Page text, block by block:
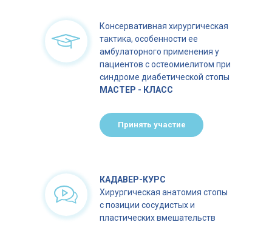
Принять участие
Консервативная хирургическая
тактика, особенности ее
амбулаторного применения у
пациентов с остеомиелитом при
синдроме диабетической стопы
МАСТЕР - КЛАСС
КАДАВЕР-КУРС
Хирургическая анатомия стопы
с позиции сосудистых и
пластических вмешательств